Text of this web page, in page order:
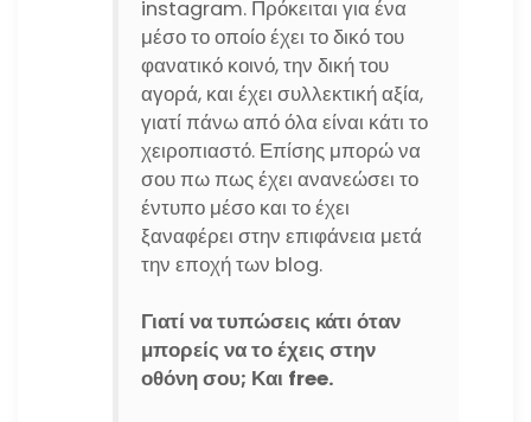
instagram. Πρόκειται για ένα
μέσο το οποίο έχει το δικό του
φανατικό κοινό, την δική του
αγορά, και έχει συλλεκτική αξία,
γιατί πάνω από όλα είναι κάτι το
χειροπιαστό. Επίσης μπορώ να
σου πω πως έχει ανανεώσει το
έντυπο μέσο και το έχει
ξαναφέρει στην επιφάνεια μετά
την εποχή των blog.
Γιατί να τυπώσεις κάτι όταν
μπορείς να το έχεις στην
οθόνη σου; Και free.